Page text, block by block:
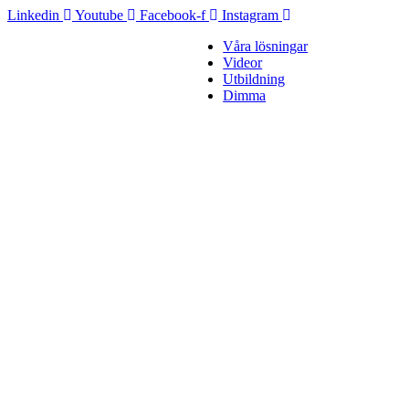
Linkedin Youtube Facebook-f
Instagram
Våra lösningar
Videor
Utbildning
Dimma